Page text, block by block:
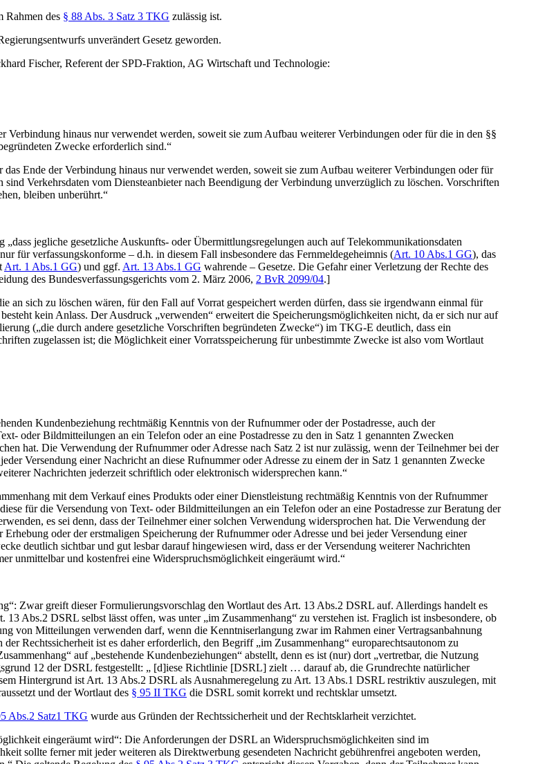
Rahmen des § 88 Abs. 3 Satz 3 TKG zulässig ist.
unverändert Gesetz geworden.
Fischer, Referent der SPD-Fraktion, AG Wirtschaft und Technologie:
hinaus nur verwendet werden, soweit sie zum Aufbau weiterer Verbindungen oder für die in den §§
Zwecke erforderlich sind.“
das Ende der Verbindung hinaus nur verwendet werden, soweit sie zum Aufbau weiterer Verbindungen oder für
Verkehrsdaten vom Diensteanbieter nach Beendigung der Verbindung unverzüglich zu löschen. Vorschriften
bleiben unberührt.“
jegliche gesetzliche Auskunfts- oder Übermittlungsregelungen auch auf Telekommunikationsdaten
für verfassungskonforme – d.h. in diesem Fall insbesondere das Fernmeldegeheimnis (Art. 10 Abs.1 GG), das
Art. 1 Abs.1 GG) und ggf. Art. 13 Abs.1 GG wahrende – Gesetze. Die Gefahr einer Verletzung der Rechte des
des Bundesverfassungsgerichts vom 2. März 2006, 2 BvR 2099/04.]
an sich zu löschen wären, für den Fall auf Vorrat gespeichert werden dürfen, dass sie irgendwann einmal für
kein Anlass. Der Ausdruck „verwenden“ erweitert die Speicherungsmöglichkeiten nicht, da er sich nur auf
(„die durch andere gesetzliche Vorschriften begründeten Zwecke“) im TKG-E deutlich, dass ein
zugelassen ist; die Möglichkeit einer Vorratsspeicherung für unbestimmte Zwecke ist also vom Wortlaut
Kundenbeziehung rechtmäßig Kenntnis von der Rufnummer oder der Postadresse, auch der
oder Bildmitteilungen an ein Telefon oder an eine Postadresse zu den in Satz 1 genannten Zwecken
hat. Die Verwendung der Rufnummer oder Adresse nach Satz 2 ist nur zulässig, wenn der Teilnehmer bei der
Versendung einer Nachricht an diese Rufnummer oder Adresse zu einem der in Satz 1 genannten Zwecke
Nachrichten jederzeit schriftlich oder elektronisch widersprechen kann.“
mit dem Verkauf eines Produkts oder einer Dienstleistung rechtmäßig Kenntnis von der Rufnummer
für die Versendung von Text- oder Bildmitteilungen an ein Telefon oder an eine Postadresse zur Beratung der
es sei denn, dass der Teilnehmer einer solchen Verwendung widersprochen hat. Die Verwendung der
oder der erstmaligen Speicherung der Rufnummer oder Adresse und bei jeder Versendung einer
deutlich sichtbar und gut lesbar darauf hingewiesen wird, dass er der Versendung weiterer Nachrichten
unmittelbar und kostenfrei eine Widerspruchsmöglichkeit eingeräumt wird.“
Zwar greift dieser Formulierungsvorschlag den Wortlaut des Art. 13 Abs.2 DSRL auf. Allerdings handelt es
Abs.2 DSRL selbst lässt offen, was unter „im Zusammenhang“ zu verstehen ist. Fraglich ist insbesondere, ob
von Mitteilungen verwenden darf, wenn die Kenntniserlangung zwar im Rahmen einer Vertragsanbahnung
Rechtssicherheit ist es daher erforderlich, den Begriff „im Zusammenhang“ europarechtsautonom zu
auf „bestehende Kundenbeziehungen“ abstellt, denn es ist (nur) dort „vertretbar, die Nutzung
12 der DSRL festgestellt: „ [d]iese Richtlinie [DSRL] zielt … darauf ab, die Grundrechte natürlicher
Hintergrund ist Art. 13 Abs.2 DSRL als Ausnahmeregelung zu Art. 13 Abs.1 DSRL restriktiv auszulegen, mit
und der Wortlaut des § 95 II TKG die DSRL somit korrekt und rechtsklar umsetzt.
Abs.2 Satz1 TKG wurde aus Gründen der Rechtssicherheit und der Rechtsklarheit verzichtet.
eingeräumt wird“: Die Anforderungen der DSRL an Widerspruchsmöglichkeiten sind im
sollte ferner mit jeder weiteren als Direktwerbung gesendeten Nachricht gebührenfrei angeboten werden,